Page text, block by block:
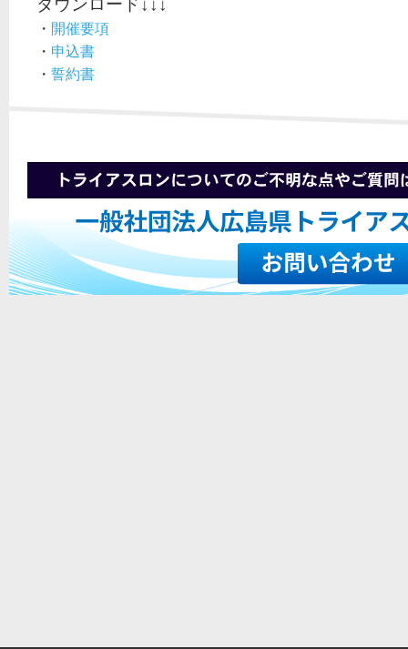
ダウンロード↓↓↓
・ 開催要項
・ 申込書
・ 誓約書